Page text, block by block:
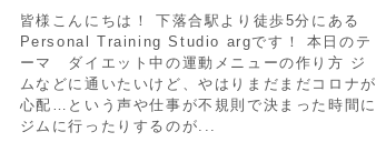
皆様こんにちは！ 下落合駅より徒歩5分にある
Personal Training Studio argです！ 本日のテ
ーマ ダイエット中の運動メニューの作り方 ジ
ムなどに通いたいけど、やはりまだまだコロナが
心配…という声や仕事が不規則で決まった時間に
ジムに行ったりするのが...